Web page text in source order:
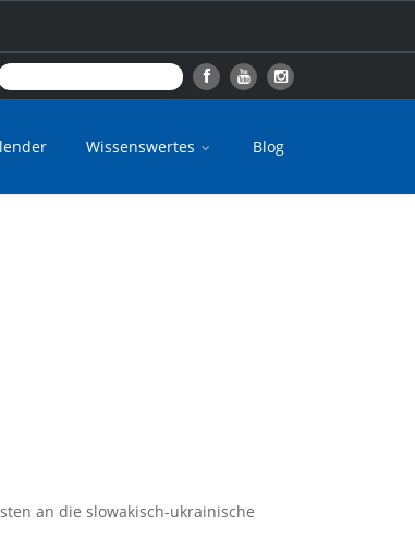
Wissenswertes Blog
an die slowakisch-ukrainische